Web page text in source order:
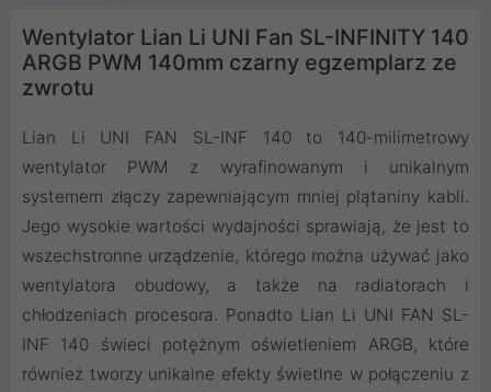
Wentylator Lian Li UNI Fan SL-INFINITY 140
ARGB PWM 140mm czarny egzemplarz ze
zwrotu
Lian Li UNI FAN SL-INF 140 to 140-milimetrowy
wentylator PWM z wyrafinowanym i unikalnym
systemem złączy zapewniającym mniej plątaniny kabli.
Jego wysokie wartości wydajności sprawiają, że jest to
wszechstronne urządzenie, którego można używać jako
wentylatora obudowy, a także na radiatorach i
chłodzeniach procesora. Ponadto Lian Li UNI FAN SL-
INF 140 świeci potężnym oświetleniem ARGB, które
również tworzy unikalne efekty świetlne w połączeniu z